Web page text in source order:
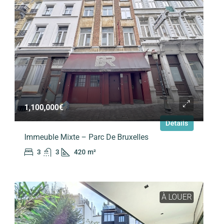
1,100,000€
Immeuble Mixte – Parc De Bruxelles
3 3 420 m²
Détails
À LOUER